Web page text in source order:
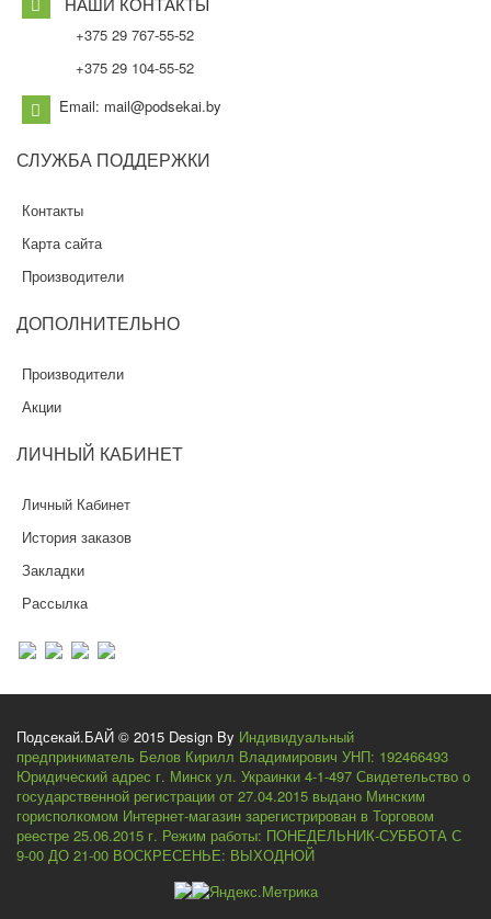
+375 29 767-55-52
+375 29 104-55-52
Email: mail@podsekai.by
СЛУЖБА ПОДДЕРЖКИ
Контакты
Карта сайта
Производители
ДОПОЛНИТЕЛЬНО
Производители
Акции
ЛИЧНЫЙ КАБИНЕТ
Личный Кабинет
История заказов
Закладки
Рассылка
Подсекай.БАЙ © 2015 Design By Индивидуальный
предприниматель Белов Кирилл Владимирович УНП: 192466493
Юридический адрес г. Минск ул. Украинки 4-1-497 Свидетельство о
государственной регистрации от 27.04.2015 выдано Минским
горисполкомом Интернет-магазин зарегистрирован в Торговом
реестре 25.06.2015 г. Режим работы: ПОНЕДЕЛЬНИК-СУББОТА С
9-00 ДО 21-00 ВОСКРЕСЕНЬЕ: ВЫХОДНОЙ